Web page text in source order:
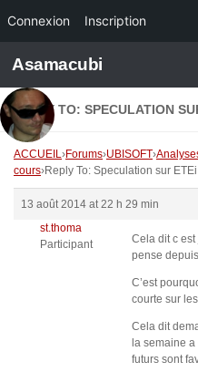
Connexion Inscription
Skip to content
Asamacubi
REPLY TO: SPECULATION
ACCUEIL›Forums›UBISOFT›
cours›Reply To: Speculation sur
13 août 2014 at 22 h 29 min
st.thoma
Participant
Cela dit c
pense
C’est
courte sur
Cela dit
la semaine
futurs sont